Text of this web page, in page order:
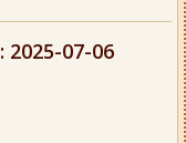
: 2025-07-06